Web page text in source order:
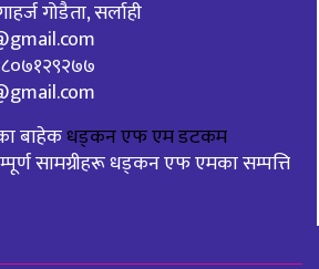
गोडैता, सर्लाही
बाहेकधड्कन एफ एम डटकम
सामग्रीहरू धड्कन एफ एमका सम्पत्ति